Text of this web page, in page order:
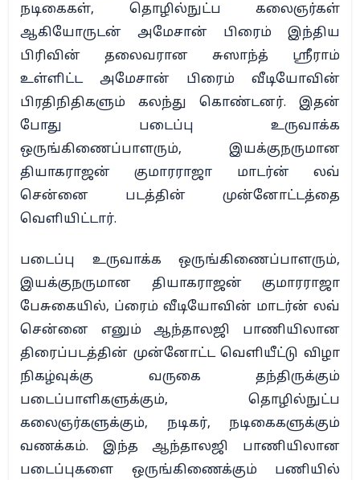
நடிகைகள், தொழில்நுட்ப கலைஞர்கள்
ஆகியோருடன் அமேசான் பிரைம் இந்திய
பிரிவின் தலைவரான சுஸாந்த் ஸ்ரீராம்
உள்ளிட்ட அமேசான் பிரைம் வீடியோவின்
பிரதிநிதிகளும் கலந்து கொண்டனர். இதன்
போது படைப்பு உருவாக்க
ஒருங்கிணைப்பாளரும், இயக்குநருமான
தியாகராஜன் குமாரராஜா மாடர்ன் லவ்
சென்னை படத்தின் முன்னோட்டத்தை
வெளியிட்டார்.
படைப்பு உருவாக்க ஒருங்கிணைப்பாளரும்,
இயக்குநருமான தியாகராஜன் குமாரராஜா
பேசுகையில், ப்ரைம் வீடியோவின் மாடர்ன் லவ்
சென்னை எனும் ஆந்தாலஜி பாணியிலான
திரைப்படத்தின் முன்னோட்ட வெளியீட்டு விழா
நிகழ்வுக்கு வருகை தந்திருக்கும்
படைப்பாளிகளுக்கும், தொழில்நுட்ப
கலைஞர்களுக்கும், நடிகர், நடிகைகளுக்கும்
வணக்கம். இந்த ஆந்தாலஜி பாணியிலான
படைப்புகளை ஒருங்கிணைக்கும் பணியில்